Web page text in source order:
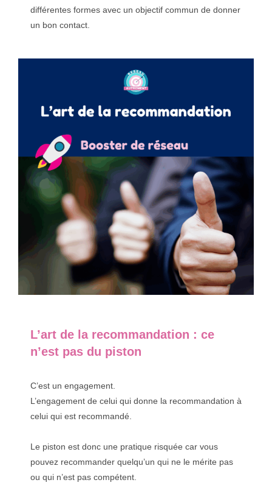
différentes formes avec un objectif commun de donner
un bon contact.
L’art de la recommandation : ce
n’est pas du piston
C’est un engagement.
L’engagement de celui qui donne la recommandation à
celui qui est recommandé.
Le piston est donc une pratique risquée car vous
pouvez recommander quelqu’un qui ne le mérite pas
ou qui n’est pas compétent.